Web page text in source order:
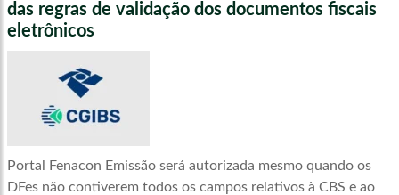
das regras de validação dos documentos fiscais
eletrônicos
Portal Fenacon Emissão será autorizada mesmo quando os
DFes não contiverem todos os campos relativos à CBS e ao